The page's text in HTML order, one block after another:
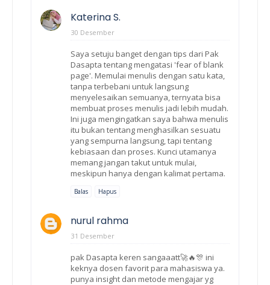
Katerina S.
30 Desember
Saya setuju banget dengan tips dari Pak
Dasapta tentang mengatasi 'fear of blank
page'. Memulai menulis dengan satu kata,
tanpa terbebani untuk langsung
menyelesaikan semuanya, ternyata bisa
membuat proses menulis jadi lebih mudah.
Ini juga mengingatkan saya bahwa menulis
itu bukan tentang menghasilkan sesuatu
yang sempurna langsung, tapi tentang
kebiasaan dan proses. Kunci utamanya
memang jangan takut untuk mulai,
meskipun hanya dengan kalimat pertama.
Balas Hapus
nurul rahma
31 Desember
pak Dasapta keren sangaaatt🚀🔥🎊 ini
keknya dosen favorit para mahasiswa ya.
punya insight dan metode mengajar yg